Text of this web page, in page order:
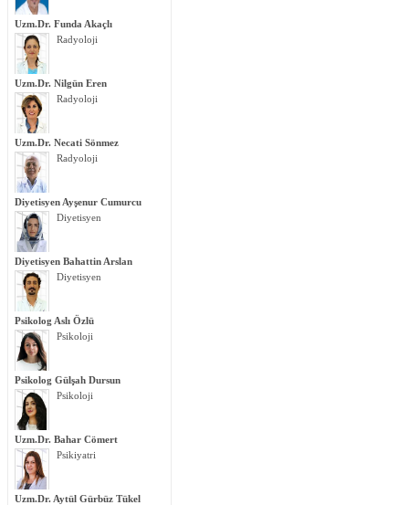
Uzm.Dr. Funda Akaçlı
Radyoloji
Uzm.Dr. Nilgün Eren
Radyoloji
Uzm.Dr. Necati Sönmez
Radyoloji
Diyetisyen Ayşenur Cumurcu
Diyetisyen
Diyetisyen Bahattin Arslan
Diyetisyen
Psikolog Aslı Özlü
Psikoloji
Psikolog Gülşah Dursun
Psikoloji
Uzm.Dr. Bahar Cömert
Psikiyatri
Uzm.Dr. Aytül Gürbüz Tükel